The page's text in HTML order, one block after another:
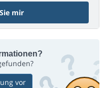
mir
vor